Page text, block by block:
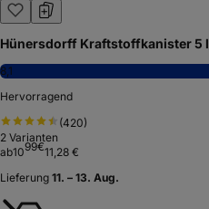
Hünersdorff Kraftstoffkanister 5 l
8,1
Hervorragend
(420)
2 Varianten
ab1099€11,28 €
Lieferung 11. – 13. Aug.